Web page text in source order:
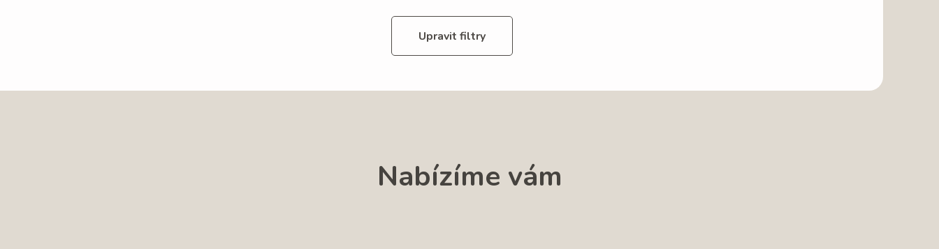
Upravit filtry
Nabízíme vám